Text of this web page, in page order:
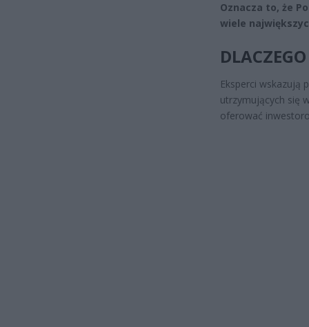
Oznacza to, że
wiele
Eksperci wskazują
utrzymujących się
oferować